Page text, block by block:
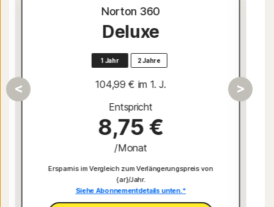
Norton 360
Deluxe
1 Jahr 2 Jahre
104,99 € im 1. J.
Entspricht
8,75 €
/Monat
Ersparnis im Vergleich zum Verlängerungspreis von
{ar}/Jahr.
Siehe Abonnementdetails unten.*